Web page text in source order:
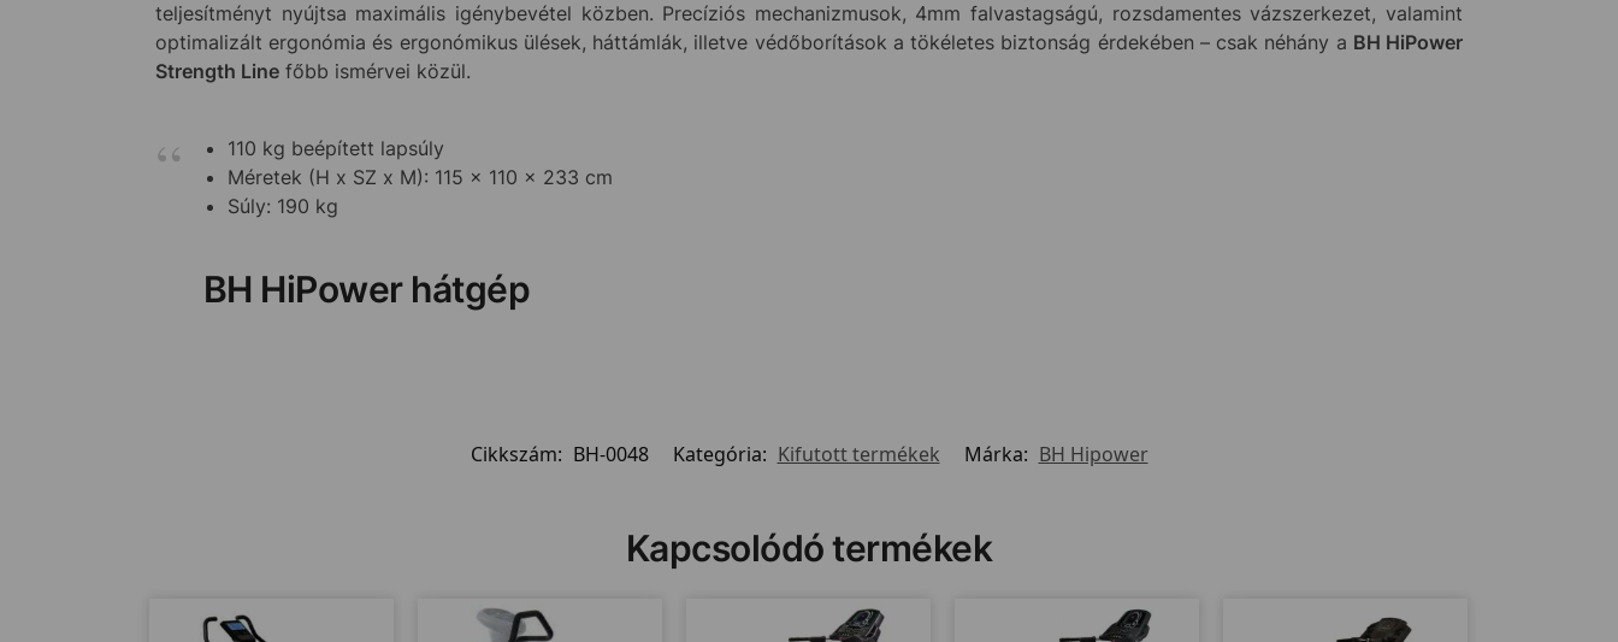
teljesítményt nyújtsa maximális igénybevétel közben. Precíziós mechanizmusok, 4mm falvastagságú, rozsdamentes vázszerkezet, valamint
optimalizált ergonómia és ergonómikus ülések, háttámlák, illetve védőborítások a tökéletes biztonság érdekében – csak néhány a BH HiPower
Strength Linefőbb ismérvei közül.
110 kg beépített lapsúly
Méretek (H x SZ x M): 115 x 110 x 233 cm
Súly: 190 kg
BH HiPower hátgép
Cikkszám: BH-0048 Kategória: Kifutott termékek Márka: BH Hipower
Kapcsolódó termékek